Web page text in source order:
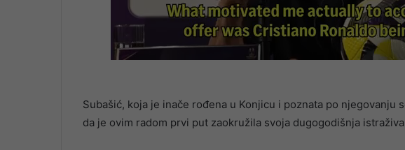
Subašić, koja je inače rođena u Konjicu i poznata po njegovanju
da je ovim radom prvi put zaokružila svoja dugogodišnja